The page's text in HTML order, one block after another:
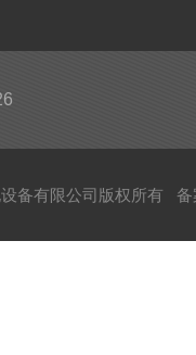
备有限公司版权所有 备